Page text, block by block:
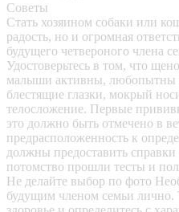
Советы
Стать хозяином собаки или
радость, но и огромная
будущего четвероного члена
Удостоверьтесь в том, что
малыши активны, любопытны
блестящие глазки, мокрый
телосложение. Первые
это должно быть отмечено в
предрасположенность к
должны предоставить
потомство прошли тесты и
Не делайте выбор по фото
будущим членом семьи лично.